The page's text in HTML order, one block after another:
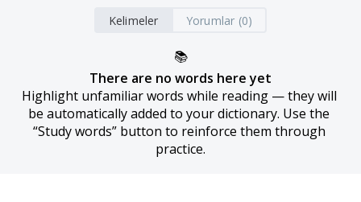
Kelimeler Yorumlar (0)
📚
There are no words here yet
Highlight unfamiliar words while reading — they will
be automatically added to your dictionary. Use the
“Study words” button to reinforce them through
practice.